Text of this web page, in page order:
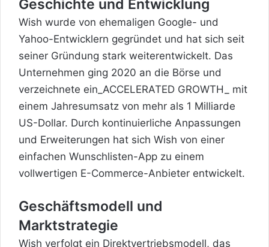
Geschichte und Entwicklung
Wish wurde von ehemaligen Google- und
Yahoo-Entwicklern gegründet und hat sich seit
seiner Gründung stark weiterentwickelt. Das
Unternehmen ging 2020 an die Börse und
verzeichnete ein_ACCELERATED GROWTH_ mit
einem Jahresumsatz von mehr als 1 Milliarde
US-Dollar. Durch kontinuierliche Anpassungen
und Erweiterungen hat sich Wish von einer
einfachen Wunschlisten-App zu einem
vollwertigen E-Commerce-Anbieter entwickelt.
Geschäftsmodell und
Marktstrategie
Wish verfolgt ein Direktvertriebsmodell, das